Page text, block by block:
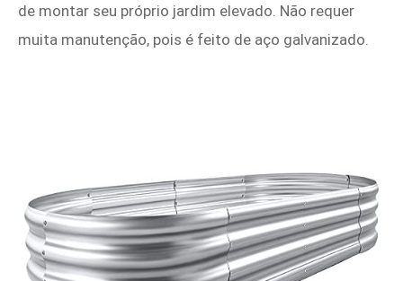
de montar seu próprio jardim elevado. Não requer
muita manutenção, pois é feito de aço galvanizado.